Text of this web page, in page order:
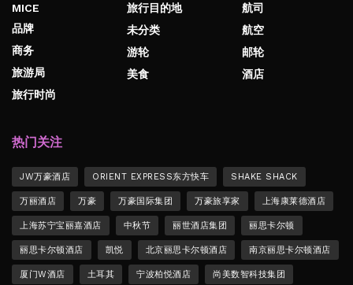
MICE
品牌
商务
旅游局
旅行时尚
旅行目的地
未分类
游轮
美食
航司
航空
邮轮
酒店
热门关注
JW万豪酒店 ORIENT EXPRESS东方快车 SHAKE SHACK
万丽酒店 万豪 万豪国际集团 万豪旅享家 上海康莱德酒店
上海苏宁宝丽嘉酒店 中秋节 丽世酒店集团 丽思卡尔顿
丽思卡尔顿酒店 凯悦 北京丽思卡尔顿酒店 南京丽思卡尔顿酒店
厦门W酒店 土耳其 宁波柏悦酒店 尚美数智科技集团